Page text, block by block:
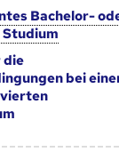
Bachelor-
die
bei